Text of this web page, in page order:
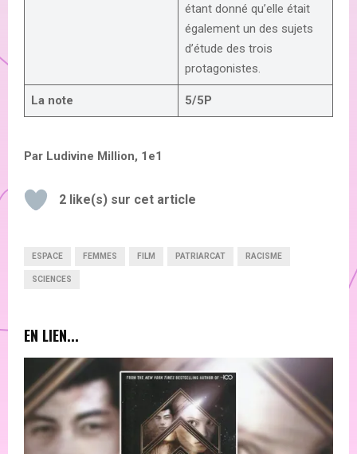
étant donné qu’elle était
également un des sujets
d’étude des trois
protagonistes.
La note 5/5P
Par Ludivine Million, 1e1
2 like(s) sur cet article
ESPACE FEMMES FILM PATRIARCAT RACISME
SCIENCES
EN LIEN...